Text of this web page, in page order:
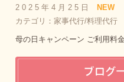
2025年4月25日
NEW
カテゴリ：家事代行/料理代行
母の日キャンペーン ご利用料